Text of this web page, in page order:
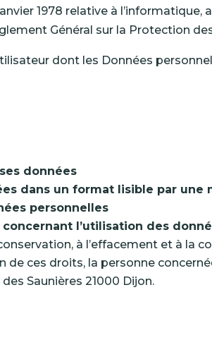
1978 relative à
Général sur la Protection
dont les Données
données
dans un format lisible par une
personnelles
l’utilisation des
à l’effacement et à la
de ces droits, la personne
Saunières 21000 Dijon.